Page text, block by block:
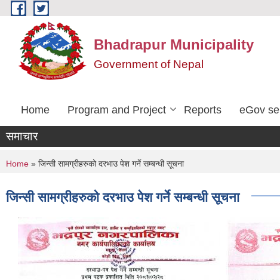
Skip to main content
Bhadrapur Municipality
Government of Nepal
Home Program and Project Reports eGov
समाचार
You are here
Home » जिन्सी सामग्रीहरुको दरभाउ पेश गर्ने सम्बन्धी सूचना
जिन्सी सामग्रीहरुको दरभाउ पेश गर्ने सम्बन्धी सूचना